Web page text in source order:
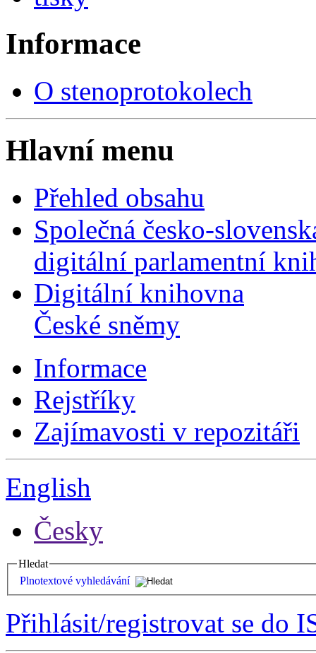
Informace
O stenoprotokolech
Hlavní menu
Přehled obsahu
Společná česko-
digitální parlamentní
Digitální knihovna
České sněmy
Informace
Rejstříky
Zajímavosti v repozitáři
English
Česky
Hledat
Plnotextové vyhledávání
Přihlásit/registrovat se do